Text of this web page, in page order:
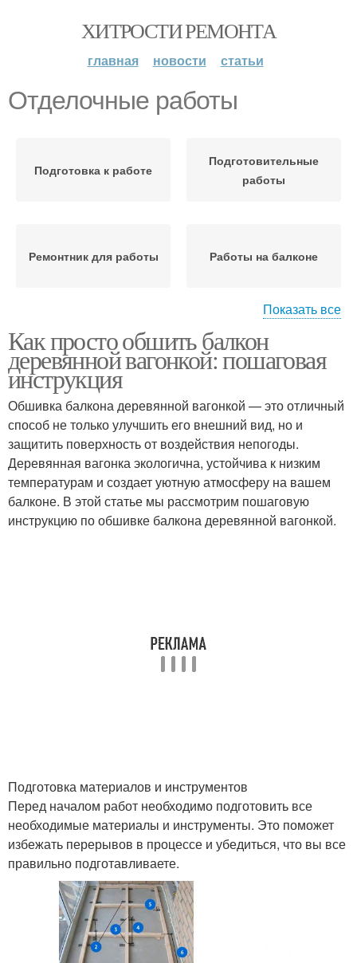
ХИТРОСТИ РЕМОНТА
главная новости статьи
Отделочные работы
Подготовка к работе
Подготовительные
работы
Ремонтник для работы Работы на балконе
Работы по обшивке
установкой
Работы на внешних
углах
Показать все
Как просто обшить балкон
деревянной вагонкой: пошаговая
инструкция
Обшивка балкона деревянной вагонкой — это отличный
способ не только улучшить его внешний вид, но и
защитить поверхность от воздействия непогоды.
Деревянная вагонка экологична, устойчива к низким
температурам и создает уютную атмосферу на вашем
балконе. В этой статье мы рассмотрим пошаговую
инструкцию по обшивке балкона деревянной вагонкой.
Подготовка материалов и инструментов
Перед началом работ необходимо подготовить все
необходимые материалы и инструменты. Это поможет
избежать перерывов в процессе и убедиться, что вы все
правильно подготавливаете.